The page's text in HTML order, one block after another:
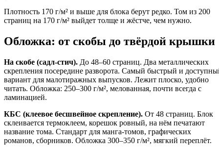
Плотность 170 г/м² и выше для блока берут редко. Том из 200
страниц на 170 г/м² выйдет толще и жёстче, чем нужно.
Обложка: от скобы до твёрдой крышки
На скобе (садл-стич). До 48–60 страниц. Два металлических
скрепления посередине разворота. Самый быстрый и
вариант для малотиражных выпусков. Лежит плоско, удобно
читать. Обложка: 250–300 г/м², мелованная, почти всегда с
ламинацией.
КБС (клеевое бесшвейное скрепление). От 48 страниц. Блок
склеивается термоклеем, корешок ровный, на нём печатают
название тома. Стандарт для манга-томов, графических
романов, сборников. Обложка 300–350 г/м², мягкий переплёт.